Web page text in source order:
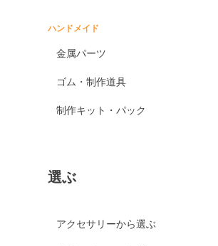
ハンドメイド
金属パーツ
ゴム・制作道具
制作キット・パック
選ぶ
アクセサリーから選ぶ